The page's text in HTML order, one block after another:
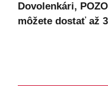
Dovolenkári,
môžete dostať až